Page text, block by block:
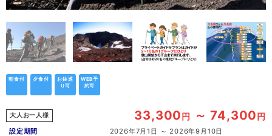
朝食付 夕食付
お鉢巡
り可
WEB予
約可
大人お一人様 33,300円 ～ 74,300円
設定期間
2026年7月1日 ～ 2026年9月10日